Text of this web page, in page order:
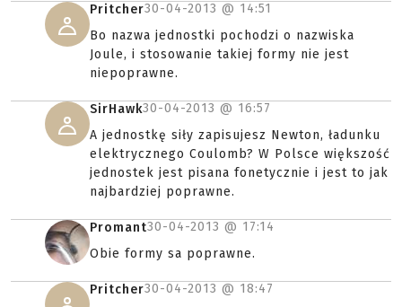
Pritcher30-04-2013 @ 14:51
Bo nazwa jednostki pochodzi o nazwiska
Joule, i stosowanie takiej formy nie jest
niepoprawne.
SirHawk30-04-2013 @ 16:57
A jednostkę siły zapisujesz Newton, ładunku
elektrycznego Coulomb? W Polsce większość
jednostek jest pisana fonetycznie i jest to jak
najbardziej poprawne.
Promant30-04-2013 @ 17:14
Obie formy sa poprawne.
Pritcher30-04-2013 @ 18:47